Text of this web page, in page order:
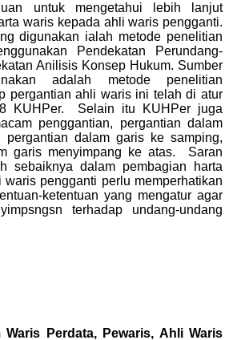
untuk mengetahui lebih lanjut
waris kepada ahli waris pengganti.
digunakan ialah metode penelitian
Pendekatan Perundang-
Anilisis Konsep Hukum. Sumber
adalah metode penelitian
pergantian ahli waris ini telah di atur
KUHPer. Selain itu KUHPer juga
penggantian, pergantian dalam
pergantian dalam garis ke samping,
garis menyimpang ke atas. Saran
sebaiknya dalam pembagian harta
pengganti perlu memperhatikan
ketentuan yang mengatur agar
terhadap undang-undang
Perdata, Pewaris, Ahli Waris